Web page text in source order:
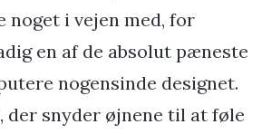
noget i vejen med, for
en af de absolut pæneste
nogensinde designet.
der snyder øjnene til at føle